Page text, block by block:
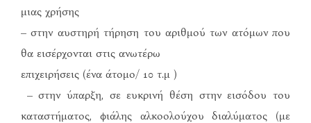
μιας χρήσης
– στην αυστηρή τήρηση του αριθμού των ατόμων που
θα εισέρχονται στις ανωτέρω
επιχειρήσεις (ένα άτομο/ 10 τ.μ )
– στην ύπαρξη, σε ευκρινή θέση στην εισόδου του
καταστήματος, φιάλης αλκοολούχου διαλύματος (με